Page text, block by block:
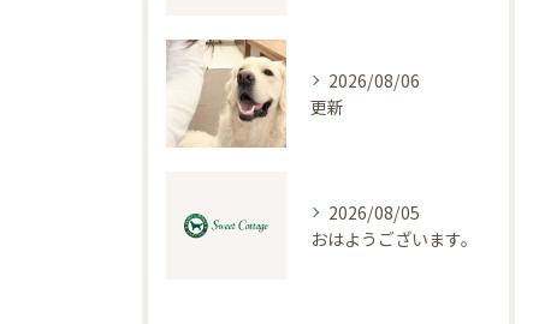
2026/08/06
更新
2026/08/05
おはようございます。